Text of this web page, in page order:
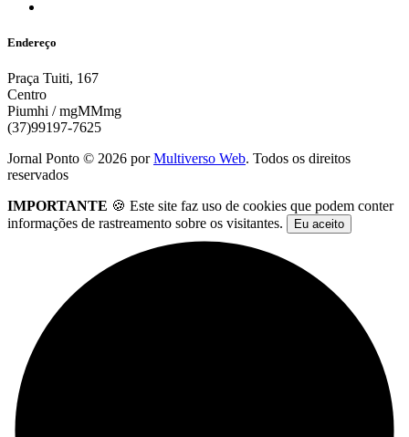
Endereço
Praça Tuiti, 167
Centro
Piumhi / mgMMmg
(37)99197-7625
Jornal Ponto © 2026 porMultiverso Web. Todos os direitos
reservados
IMPORTANTE 🍪 Este site faz uso de cookies que podem conter
informações de rastreamento sobre os visitantes.
Eu aceito